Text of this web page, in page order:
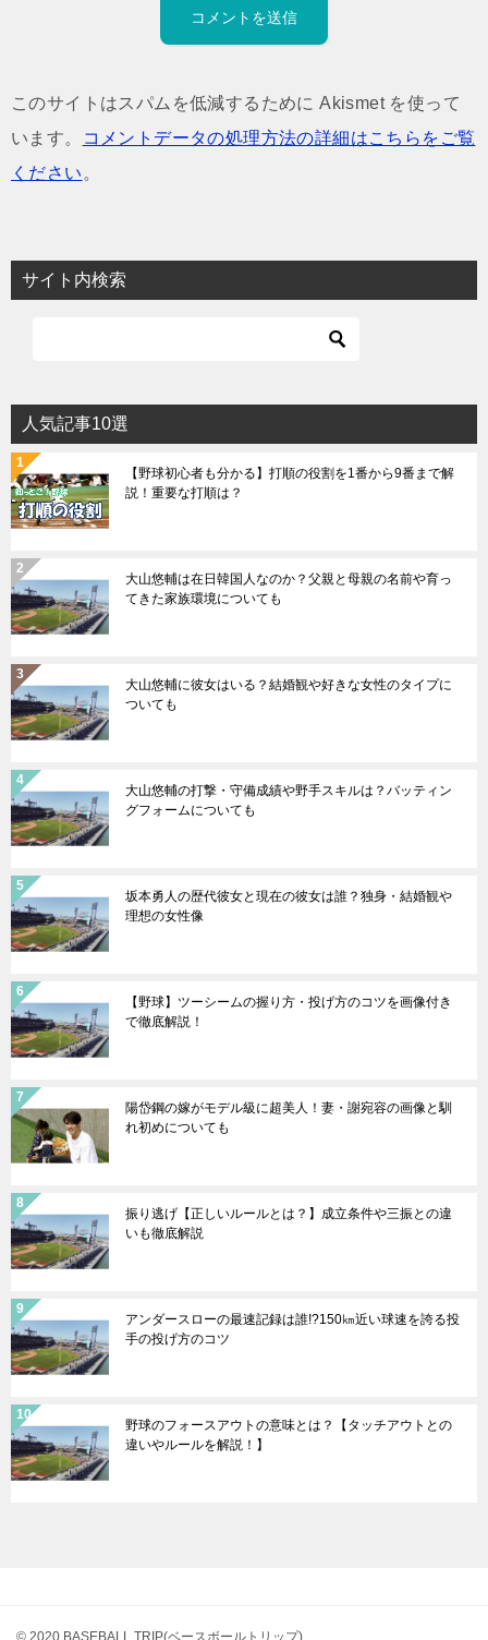
このサイトはスパムを低減するために Akismet を使って
います。
コメントデータの処理方法の詳細はこちらをご覧
ください 。
サイト内検索
人気記事10選
【野球初心者も分かる】打順の役割を1番から9番まで解
説！重要な打順は？
大山悠輔は在日韓国人なのか？父親と母親の名前や育っ
てきた家族環境についても
大山悠輔に彼女はいる？結婚観や好きな女性のタイプに
ついても
大山悠輔の打撃・守備成績や野手スキルは？バッティン
グフォームについても
坂本勇人の歴代彼女と現在の彼女は誰？独身・結婚観や
理想の女性像
【野球】ツーシームの握り方・投げ方のコツを画像付き
で徹底解説！
陽岱鋼の嫁がモデル級に超美人！妻・謝宛容の画像と馴
れ初めについても
振り逃げ【正しいルールとは？】成立条件や三振との違
いも徹底解説
アンダースローの最速記録は誰!?150㎞近い球速を誇る投
手の投げ方のコツ
野球のフォースアウトの意味とは？【タッチアウトとの
違いやルールを解説！】
© 2020 BASEBALL TRIP(ベースボールトリップ)